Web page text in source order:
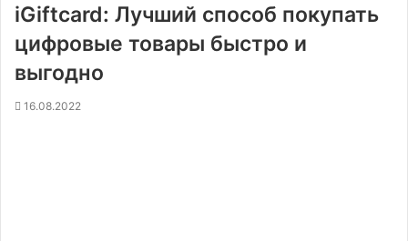
iGiftcard: Лучший способ покупать
цифровые товары быстро и
выгодно
16.08.2022